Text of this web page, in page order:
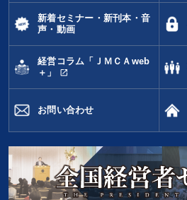
新着セミナー・新刊本・音
声・動画
経営コラム「ＪＭＣＡweb
＋」
open_in_new
お問い合わせ